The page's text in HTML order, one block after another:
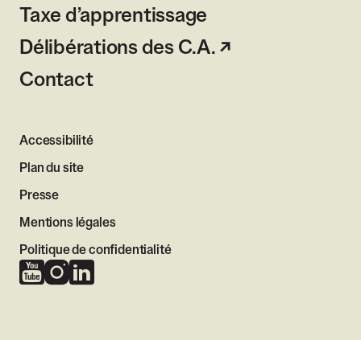
Taxe d’apprentissage
Délibérations des C.A.
Contact
Accessibilité
Plan du site
Presse
Mentions légales
Politique de confidentialité